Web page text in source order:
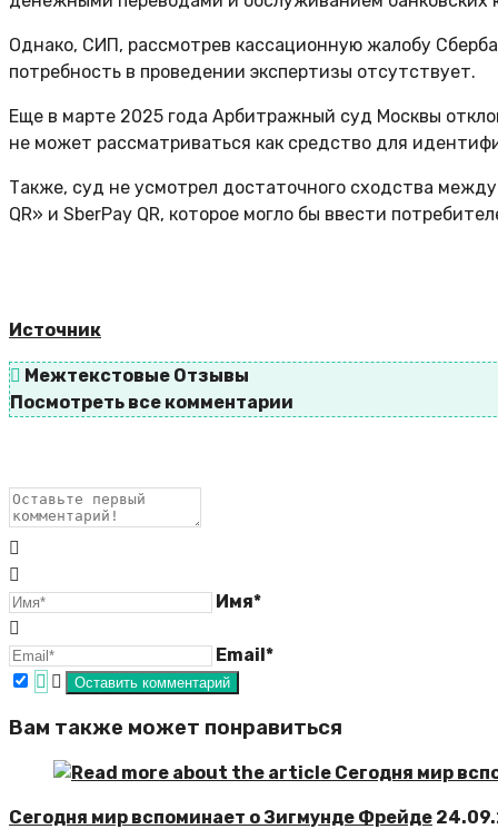
Однако, СИП, рассмотрев кассационную жалобу
потребность в проведении экспертизы отсутствует.
Еще в марте 2025 года Арбитражный суд Москвы
не может рассматриваться как средство для
Также, суд не усмотрел достаточного сходства
QR» и SberPay QR, которое могло бы ввести
Источник
Межтекстовые Отзывы
Посмотреть все комментарии
Имя*
Email*
Вам также может понравиться
Сегодня мир вспоминает о Зигмунде Фрейде